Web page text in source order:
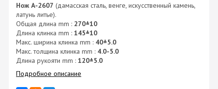
Нож А-2607 (дамасская сталь, венге, искусственный камень,
латунь литье).
Общая длина mm : 270±10
Длина клинка mm : 145±10
Макс. ширина клинка mm : 40±5.0
Макс. толщина клинка mm : 4.0-5.0
Длина рукояти mm : 120±5.0
Подробное описание